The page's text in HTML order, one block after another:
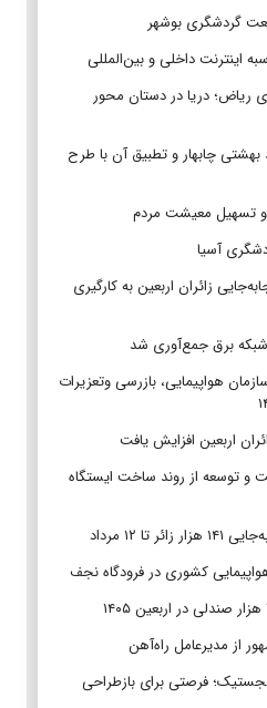
گردشگری بوشهر
اینترنت داخلی و بین‌المللی
ریاض؛ دریا در دستان محور
چابهار و تطبیق آن با طرح
و تسهیل معیشت مردم
زائران اربعین به‌ کارگیری
هواپیمایی، بازرسی وتعزیرات
اربعین افزایش یافت
و توسعه از روند ساخت ایستگاه
کشوری در فرودگاه نجف
از مدیرعامل راه‌آهن
فرصتی برای بازطراحی